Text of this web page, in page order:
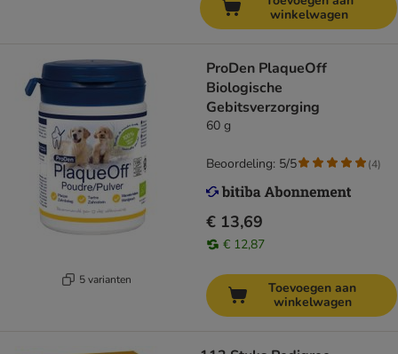
winkelwagen
5 varianten
ProDen PlaqueOff
Biologische
Gebitsverzorging
60 g
€ 13,69
€ 12,87
Beoordeling: 5/5 (4)
Toevoegen aan
winkelwagen